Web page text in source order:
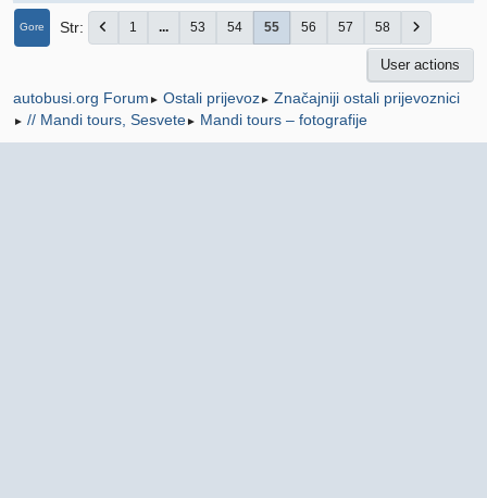
Gore Str 1 ... 53 54 55 56 57 58
User actions
autobusi.org Forum ► Ostali prijevoz► Značajniji ostali prijevoznici
► // Mandi tours, Sesvete► Mandi tours – fotografije